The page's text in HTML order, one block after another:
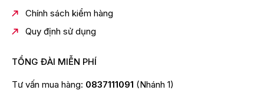
- Mẫu máy lọc nước RO này có tỷ lệ lọc - thải là
lọc được 4.8 lít nước tinh khiết để uống và 5.2 lít được
Chính sách kiểm hàng
Quy định sử dụng
TỔNG ĐÀI MIỄN PHÍ
Tư vấn mua hàng: 0837111091 (Nhánh 1)